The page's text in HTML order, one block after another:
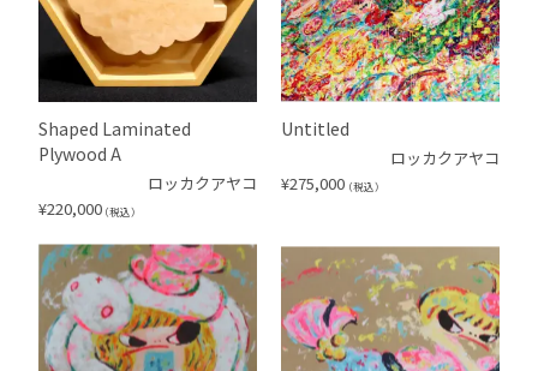
Shaped Laminated
Plywood A
ロッカクアヤコ
¥220,000 （税込）
Untitled
ロッカクアヤコ
¥275,000 （税込）